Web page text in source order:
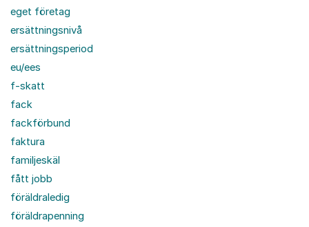
eget företag
ersättningsnivå
ersättningsperiod
eu/ees
f-skatt
fack
fackförbund
faktura
familjeskäl
fått jobb
föräldraledig
föräldrapenning